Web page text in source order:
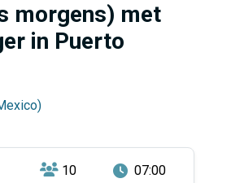
morgens) met
in Puerto
10 07:00